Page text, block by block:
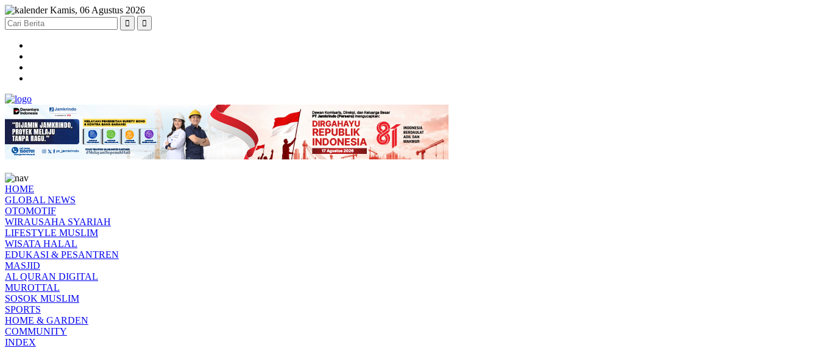
Kamis, 06 Agustus 2026
HOME
GLOBAL NEWS
OTOMOTIF
WIRAUSAHA SYARIAH
LIFESTYLE MUSLIM
WISATA HALAL
EDUKASI & PESANTREN
MASJID
AL QURAN DIGITAL
MUROTTAL
SOSOK MUSLIM
SPORTS
HOME & GARDEN
COMMUNITY
INDEX